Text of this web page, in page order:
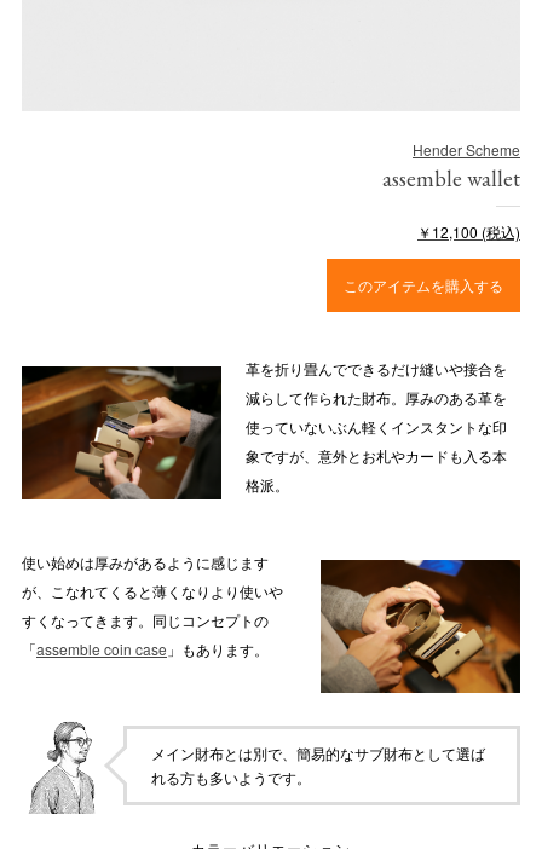
Hender Scheme
assemble wallet
￥12,100 (税込)
このアイテムを購入する
革を折り畳んでできるだけ縫いや接合を
減らして作られた財布。厚みのある革を
使っていないぶん軽くインスタントな印
象ですが、意外とお札やカードも入る本
格派。
使い始めは厚みがあるように感じます
が、こなれてくると薄くなりより使いや
すくなってきます。同じコンセプトの
「assemble coin case 」もあります。
メイン財布とは別で、簡易的なサブ財布として選ば
れる方も多いようです。